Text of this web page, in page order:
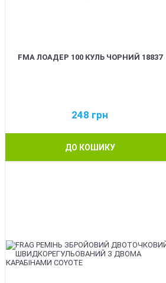
FMA ЛОАДЕР 100 КУЛЬ ЧОРНИЙ 18837
248 грн
ДО КОШИКУ